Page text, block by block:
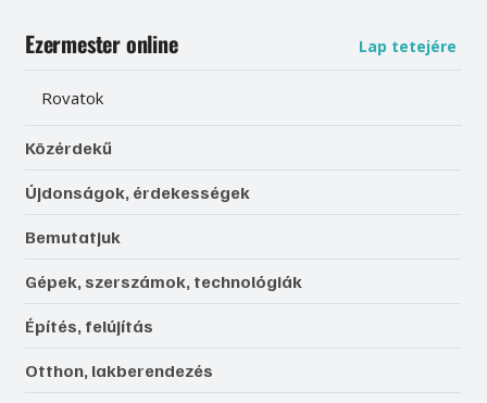
Ezermester online Lap tetejére
Rovatok
Közérdekű
Újdonságok, érdekességek
Bemutatjuk
Gépek, szerszámok, technológiák
Építés, felújítás
Otthon, lakberendezés